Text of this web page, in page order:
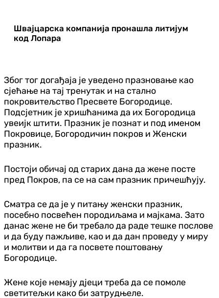
Швајцарска компанија пронашла литијум
код Лопара
Због тог догађаја је уведено празновање као
сјећање на тај тренутак и на стално
покровитељство Пресвете Богородице.
Подсјетник је хришћанима да их Богородица
увеијк штити. Празник је познат и под именом
Покровице, Богородичин покров и Женски
празник.
Постоји обичај од старих дана да жене посте
пред Покров, па се на сам празник причешћују.
Сматра се да је у питању женски празник,
посебно посвећен породиљама и мајкама. Зато
данас жене не би требало да раде тешке послове
и да буду пажљиве, као и да дан проведу у миру
и молитви и да га посвете поштовању
Богородице.
Жене које немају дјеци треба да се помоле
светитељки како би затрудњеле.